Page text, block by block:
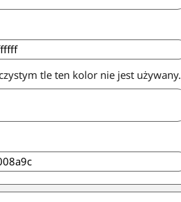
tle ten kolor nie jest używany.